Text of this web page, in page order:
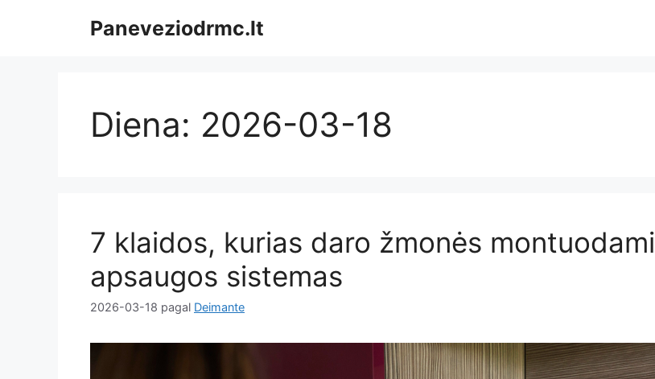
Paneveziodrmc.lt
Diena: 2026-03-18
7 klaidos, kurias daro žmonės montuodami
apsaugos sistemas
2026-03-18 pagal Deimante